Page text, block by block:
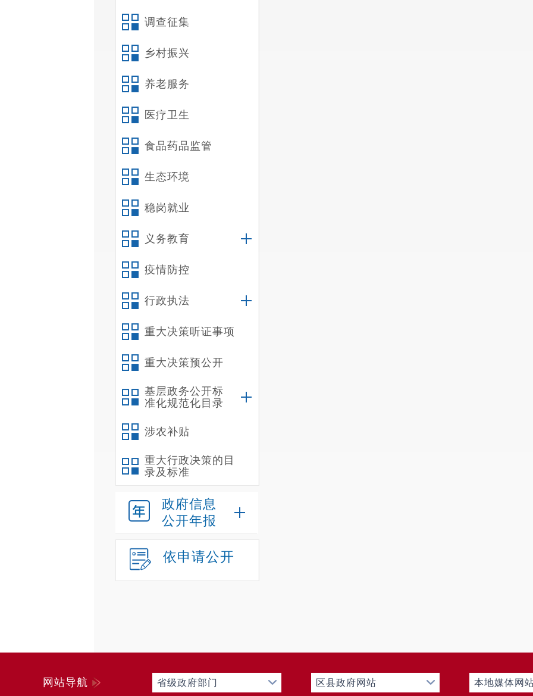
调查征集
乡村振兴
养老服务
医疗卫生
食品药品监管
生态环境
稳岗就业
义务教育
疫情防控
行政执法
重大决策听证事项
重大决策预公开
基层政务公开标
准化规范化目录
涉农补贴
重大行政决策的目
录及标准
政府信息
公开年报
依申请公开
网站导航 省级政府部门 区县政府网站 本地媒体网